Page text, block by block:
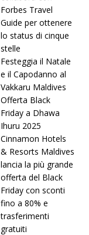
Forbes Travel
Guide per ottenere
lo status di cinque
stelle
Festeggia il Natale
e il Capodanno al
Vakkaru Maldives
Offerta Black
Friday a Dhawa
Ihuru 2025
Cinnamon Hotels
& Resorts Maldives
lancia la più grande
offerta del Black
Friday con sconti
fino a 80% e
trasferimenti
gratuiti